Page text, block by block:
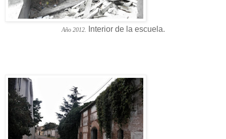
Año 2012. Interior de la escuela.